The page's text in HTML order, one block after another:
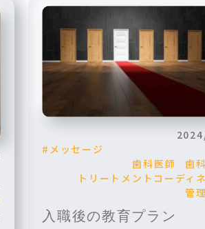
メッセージ
歯科医師
歯
トリートメントコーディ
管
入職後の教育プラン